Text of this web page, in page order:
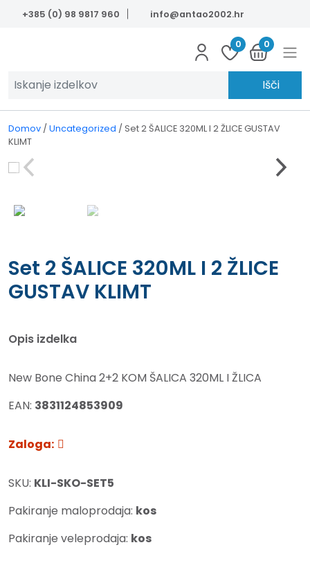
Skip to main content
+385 (0) 98 9817 960 info@antao2002.hr
0 0
Išči
Domov / Uncategorized / Set 2 ŠALICE 320ML I 2 ŽLICE GUSTAV
KLIMT
Set 2 ŠALICE 320ML I 2 ŽLICE
GUSTAV KLIMT
Opis izdelka
New Bone China 2+2 KOM ŠALICA 320ML I ŽLICA
EAN: 3831124853909
Zaloga:
SKU: KLI-SKO-SET5
Pakiranje maloprodaja: kos
Pakiranje veleprodaja: kos